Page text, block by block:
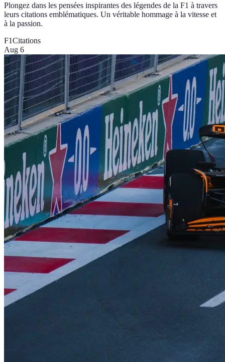
Plongez dans les pensées inspirantes des légendes de la F1 à travers
leurs citations emblématiques. Un véritable hommage à la vitesse et
à la passion.
F1Citations
Aug 6